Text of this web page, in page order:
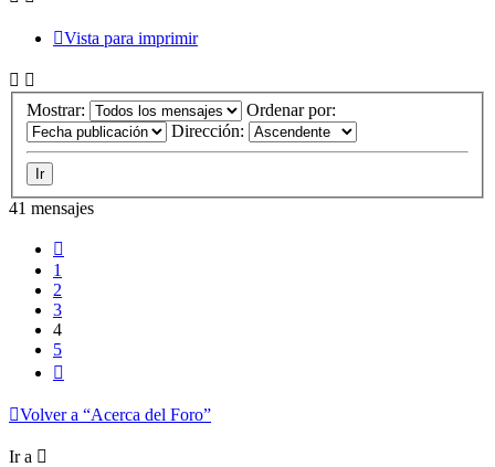
Vista para imprimir
Mostrar:
Ordenar por:
Dirección:
41 mensajes
1
2
3
4
5
Volver a “Acerca del Foro”
Ir a